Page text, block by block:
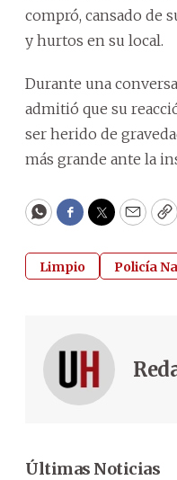
compró, cansado de
y hurtos en su local.
Durante una
admitió que su
ser herido de
más grande ante la
WhatsApp
Facebook
Twitter
Email
Limpio Policía
Últimas Noticias